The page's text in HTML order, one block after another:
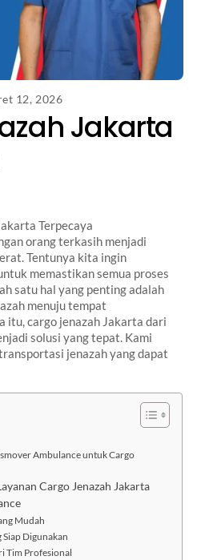
12, 2026
Jakarta
Terpecaya
orang terkasih menjadi
Tentunya kita ingin
memastikan semua proses
satu hal yang penting adalah
menuju tempat
itu, cargo jenazah Jakarta dari
solusi yang tepat. Kami
jenazah yang dapat
Ambulance untuk Cargo
Cargo Jenazah Jakarta
Mudah
Siap Digunakan
Tim Profesional